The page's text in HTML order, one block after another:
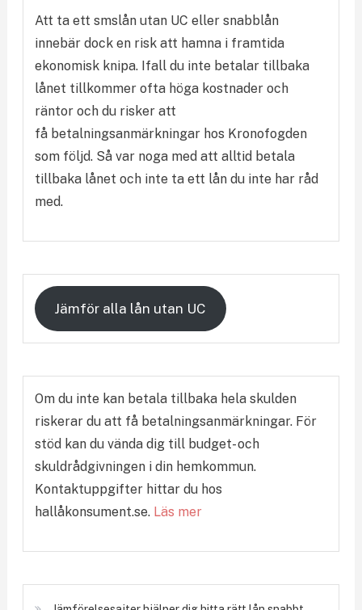
Att ta ett smslån utan UC eller snabblån
innebär dock en risk att hamna i framtida
ekonomisk knipa. Ifall du inte betalar tillbaka
lånet tillkommer ofta höga kostnader och
räntor och du risker att
få betalningsanmärkningar hos Kronofogden
som följd. Så var noga med att alltid betala
tillbaka lånet och inte ta ett lån du inte har råd
med.
Jämför alla lån utan UC
Om du inte kan betala tillbaka hela skulden
riskerar du att få betalningsanmärkningar. För
stöd kan du vända dig till budget- och
skuldrådgivningen i din hemkommun.
Kontaktuppgifter hittar du hos
hallåkonsument.se. Läs mer